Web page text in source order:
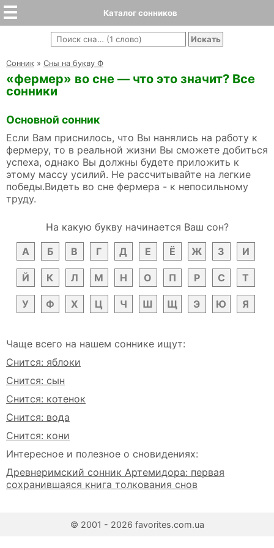
Каталог сонников
Cонник » Сны на букву Ф
«фермер» во сне — что это значит? Все
сонники
Основной сонник
Если Вам приснилось, что Вы нанялись на работу к
фермеру, то в реальной жизни Вы сможете добиться
успеха, однако Вы должны будете приложить к
этому массу усилий. Не рассчитывайте на легкие
победы.Видеть во сне фермера - к непосильному
труду.
На какую букву начинается Ваш сон?
А
Б В Г Д Е Ё Ж З И
Й К Л М Н О П Р С Т
У Ф Х Ц Ч Ш Щ Э Ю Я
Чаще всего на нашем соннике ищут:
Снится: яблоки
Снится: сын
Снится: котенок
Снится: вода
Снится: кони
Интересное и полезное о сновидениях:
Древнеримский сонник Артемидора: первая
сохранившаяся книга толкования снов
© 2001 - 2026 favorites.com.ua